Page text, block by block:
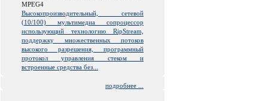
MPEG4
Высокопроизводительный, сетевой
(10/100) мультимедиа сопроцессор
использующий технологию RipStream,
поддержку множественных потоков
высокого разрешения, программный
протокол управления стеком и
встроенные средства без...
подробнее ...